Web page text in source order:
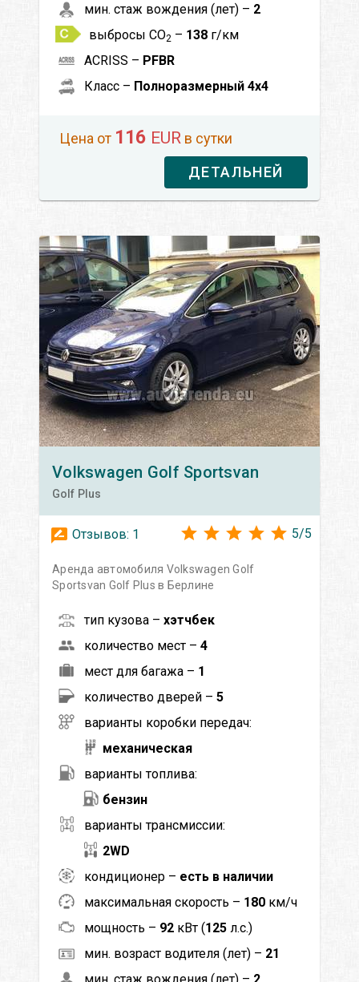
мин. стаж вождения (лет) – 2
выбросы CO2 – 138 г/км
ACRISS – PFBR
Класс – Полноразмерный 4x4
Цена от 116 EUR в сутки
ДЕТАЛЬНЕЙ
Volkswagen Golf Sportsvan
Golf Plus
Отзывов: 1 5/5
Аренда автомобиля Volkswagen Golf
Sportsvan Golf Plus в Берлине
тип кузова – хэтчбек
количество мест – 4
мест для багажа – 1
количество дверей – 5
варианты коробки передач:
механическая
варианты топлива:
бензин
варианты трансмиссии:
2WD
кондиционер – есть в наличии
максимальная скорость – 180 км/ч
мощность – 92 кВт (125 л.с.)
мин. возраст водителя (лет) – 21
мин. стаж вождения (лет) – 2